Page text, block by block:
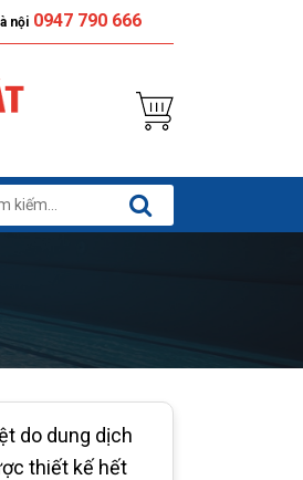
nội 0947 790 666
do dung dịch
thiết kế hết